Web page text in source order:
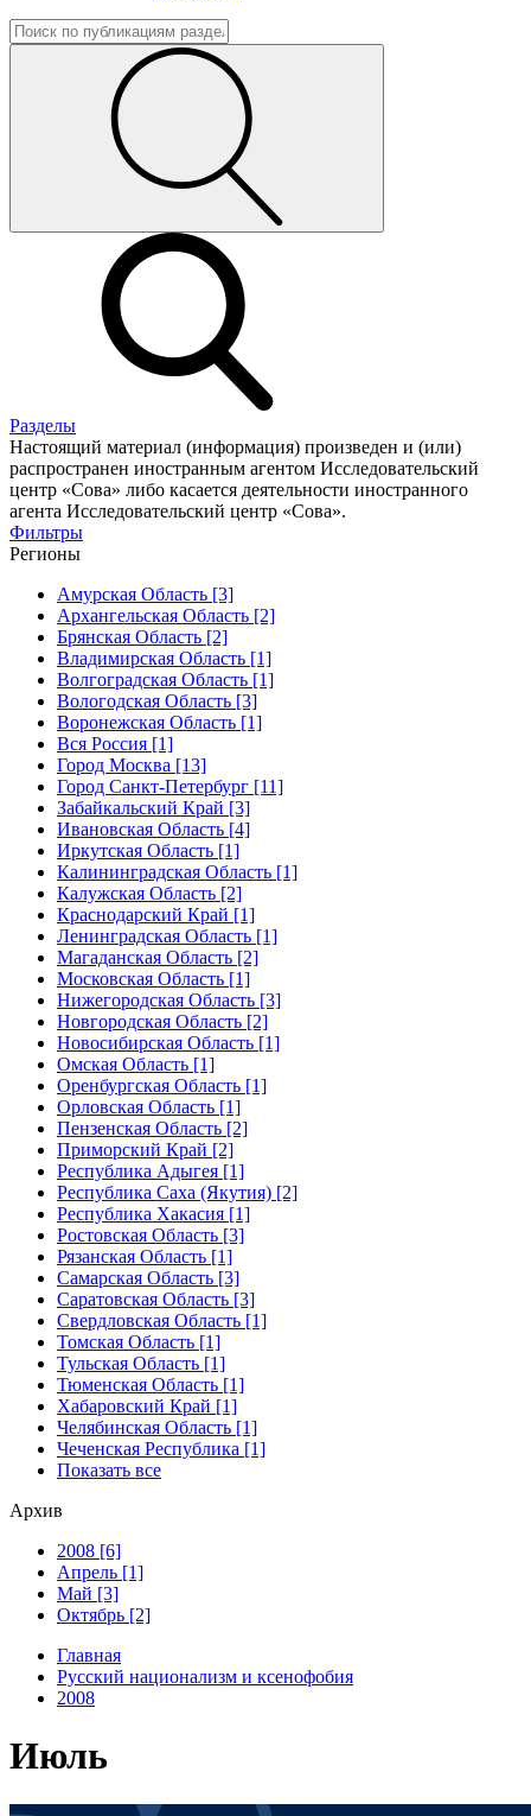
Разделы
Настоящий материал (информация) произведен и (или)
распространен иностранным агентом Исследовательский
центр «Сова» либо касается деятельности иностранного
агента Исследовательский центр «Сова».
Фильтры
Регионы
Амурская Область [3]
Архангельская Область [2]
Брянская Область [2]
Владимирская Область [1]
Волгоградская Область [1]
Вологодская Область [3]
Воронежская Область [1]
Вся Россия [1]
Город Москва [13]
Город Санкт-Петербург [11]
Забайкальский Край [3]
Ивановская Область [4]
Иркутская Область [1]
Калининградская Область [1]
Калужская Область [2]
Краснодарский Край [1]
Ленинградская Область [1]
Магаданская Область [2]
Московская Область [1]
Нижегородская Область [3]
Новгородская Область [2]
Новосибирская Область [1]
Омская Область [1]
Оренбургская Область [1]
Орловская Область [1]
Пензенская Область [2]
Приморский Край [2]
Республика Адыгея [1]
Республика Саха (Якутия) [2]
Республика Хакасия [1]
Ростовская Область [3]
Рязанская Область [1]
Самарская Область [3]
Саратовская Область [3]
Свердловская Область [1]
Томская Область [1]
Тульская Область [1]
Тюменская Область [1]
Хабаровский Край [1]
Челябинская Область [1]
Чеченская Республика [1]
Показать все
Архив
2008 [6]
Апрель [1]
Май [3]
Октябрь [2]
Главная
Русский национализм и ксенофобия
2008
Июль